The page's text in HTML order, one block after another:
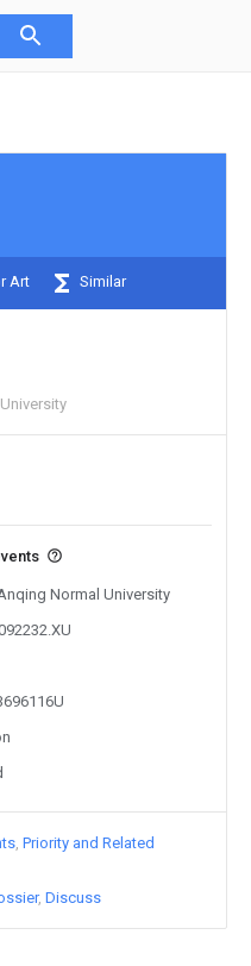
Art Similar
Normal University
Priority and Related
Discuss